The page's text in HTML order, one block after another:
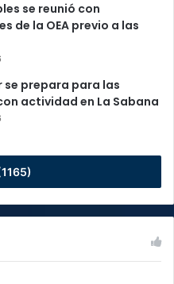
se reunió con
de la OEA previo a las
se prepara para las
actividad en La Sabana